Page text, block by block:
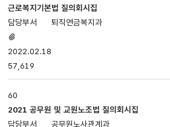
근로복지기본법 질의회시집
퇴직연금복지과
있음
2022.02.18
57,619
60
2021 공무원 및 교원노조법 질의회시집
공무원노사관계과